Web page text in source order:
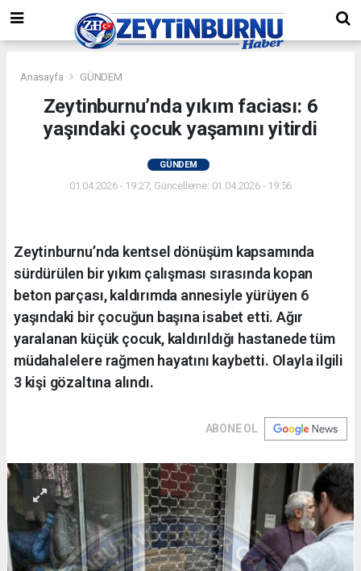
Anasayfa GÜNDEM
Zeytinburnu’nda yıkım faciası: 6
yaşındaki çocuk yaşamını yitirdi
GÜNDEM
01.04.2026 - 19:27, Güncelleme: 01.04.2026 - 19:56
Zeytinburnu’nda kentsel dönüşüm kapsamında
sürdürülen bir yıkım çalışması sırasında kopan
beton parçası, kaldırımda annesiyle yürüyen 6
yaşındaki bir çocuğun başına isabet etti. Ağır
yaralanan küçük çocuk, kaldırıldığı hastanede tüm
müdahalelere rağmen hayatını kaybetti. Olayla ilgili
3 kişi gözaltına alındı.
ABONE OL